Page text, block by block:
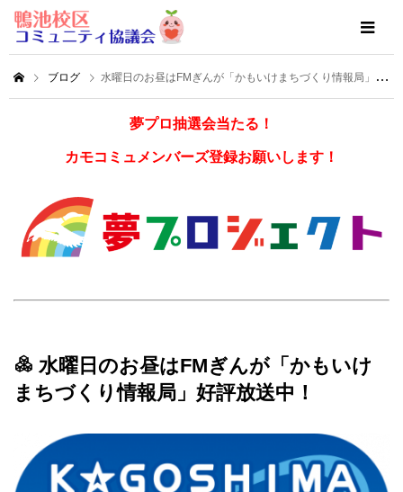
ブログ 水曜日のお昼はFMぎんが「かもいけまちづくり情報局」好評放送中！
夢プロ抽選会当たる！
カモコミュメンバーズ登録お願いします！
水曜日のお昼はFMぎんが「かもいけ
まちづくり情報局」好評放送中！